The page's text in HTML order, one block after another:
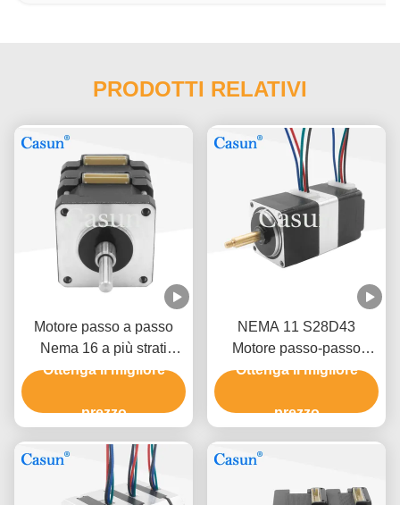
PRODOTTI RELATIVI
Motore passo a passo
Nema 16 a più strati
39*40mm 12V per
Certificazioni CE
Ottenga il migliore
prezzo
NEMA 11 S28D43
Motore passo-passo
bipolare serio 55mN.M
medica
Ottenga il migliore
prezzo